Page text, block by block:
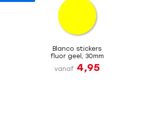
Blanco stickers
fluor geel, 30mm
vanaf 4,95